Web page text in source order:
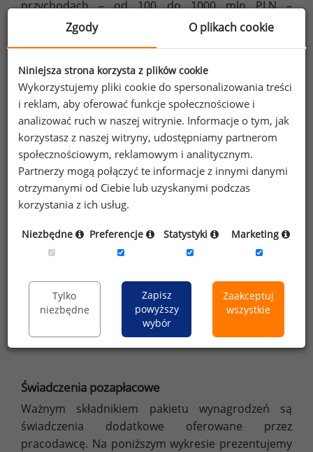
przychodach – od 100 do 1000 mln PLN –
38 888 PLN. Najwyższe wynagrodzenia dostawali
Wykres 5. Wynagrodzenia całkowite dyrektorów pionów
na poziomie D2 w firmach o różnych rocznych
przychodach (brutto w PLN)
Kompleksowy raport płacowy - jesień/zima 2023
Świadczenia pozapłacowe
Ważnym składnikiem pakietu wynagrodzeń są
świadczenia dodatkowe oferowane przez
pracodawcę. Na poniższym wykresie prezentujemy
Zgody O plikach cookie
Niniejsza strona korzysta z plików cookie
Wykorzystujemy pliki cookie do spersonalizowania treści
i reklam, aby oferować funkcje społecznościowe i
analizować ruch w naszej witrynie. Informacje o tym, jak
korzystasz z naszej witryny, udostępniamy partnerom
społecznościowym, reklamowym i analitycznym.
Partnerzy mogą połączyć te informacje z innymi danymi
otrzymanymi od Ciebie lub uzyskanymi podczas
korzystania z ich usług.
Niezbędne Preferencje Statystyki Marketing
Tylko
niezbędne
Zapisz
powyższy
wybór
Zaakceptuj
wszystkie